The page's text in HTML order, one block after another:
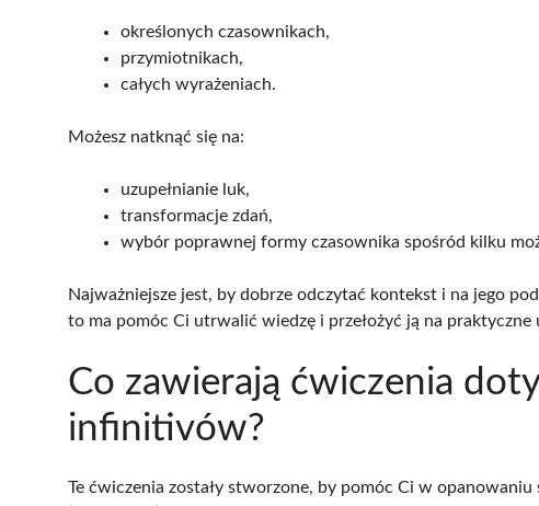
określonych czasownikach,
przymiotnikach,
całych wyrażeniach.
Możesz natknąć się na:
uzupełnianie luk,
transformacje zdań,
wybór poprawnej formy czasownika spośród kilku
Najważniejsze jest, by dobrze odczytać kontekst i na jego
to ma pomóc Ci utrwalić wiedzę i przełożyć ją na praktyczne
Co zawierają ćwiczenia
infinitivów?
Te ćwiczenia zostały stworzone, by pomóc Ci w